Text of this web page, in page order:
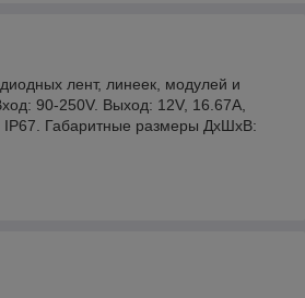
лент, линеек, модулей и
90-250V. Выход: 12V, 16.67А,
IP67. Габаритные размеры ДхШхВ: